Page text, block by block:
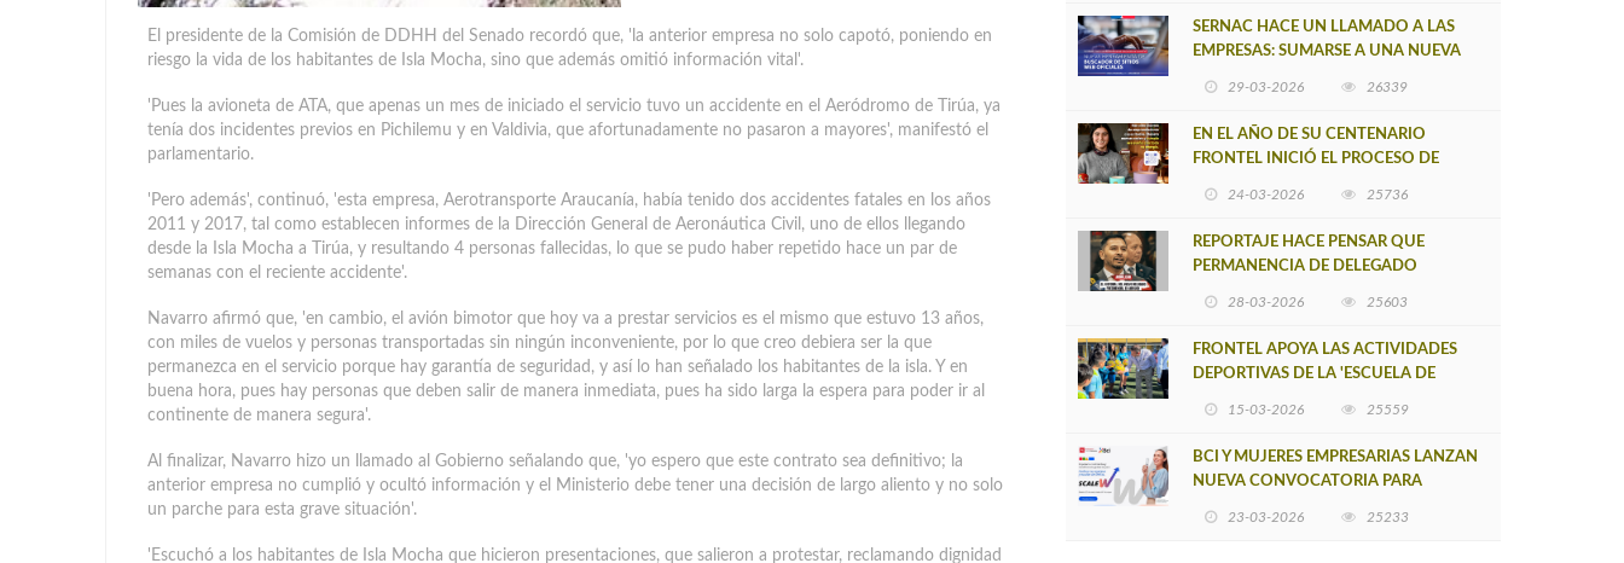
El presidente de la Comisión de DDHH del Senado recordó que, 'la anterior empresa no solo capotó, poniendo en
riesgo la vida de los habitantes de Isla Mocha, sino que además omitió información vital'.
'Pues la avioneta de ATA, que apenas un mes de iniciado el servicio tuvo un accidente en el Aeródromo de Tirúa, ya
tenía dos incidentes previos en Pichilemu y en Valdivia, que afortunadamente no pasaron a mayores', manifestó el
parlamentario.
'Pero además', continuó, 'esta empresa, Aerotransporte Araucanía, había tenido dos accidentes fatales en los años
2011 y 2017, tal como establecen informes de la Dirección General de Aeronáutica Civil, uno de ellos llegando
desde la Isla Mocha a Tirúa, y resultando 4 personas fallecidas, lo que se pudo haber repetido hace un par de
semanas con el reciente accidente'.
Navarro afirmó que, 'en cambio, el avión bimotor que hoy va a prestar servicios es el mismo que estuvo 13 años,
con miles de vuelos y personas transportadas sin ningún inconveniente, por lo que creo debiera ser la que
permanezca en el servicio porque hay garantía de seguridad, y así lo han señalado los habitantes de la isla. Y en
buena hora, pues hay personas que deben salir de manera inmediata, pues ha sido larga la espera para poder ir al
continente de manera segura'.
Al finalizar, Navarro hizo un llamado al Gobierno señalando que, 'yo espero que este contrato sea definitivo; la
anterior empresa no cumplió y ocultó información y el Ministerio debe tener una decisión de largo aliento y no solo
un parche para esta grave situación'.
'Escuchó a los habitantes de Isla Mocha que hicieron presentaciones, que salieron a protestar, reclamando dignidad
SERNAC HACE UN LLAMADO A LAS
EMPRESAS: SUMARSE A UNA NUEVA
29-03-2026 26339
EN EL AÑO DE SU CENTENARIO
FRONTEL INICIÓ EL PROCESO DE
24-03-2026 25736
REPORTAJE HACE PENSAR QUE
PERMANENCIA DE DELEGADO
28-03-2026 25603
FRONTEL APOYA LAS ACTIVIDADES
DEPORTIVAS DE LA 'ESCUELA DE
15-03-2026 25559
BCI Y MUJERES EMPRESARIAS LANZAN
NUEVA CONVOCATORIA PARA
23-03-2026 25233